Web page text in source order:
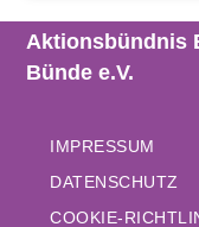
Aktionsbündnis
Bünde e.V.
IMPRESSUM
DATENSCHUTZ
COOKIE-